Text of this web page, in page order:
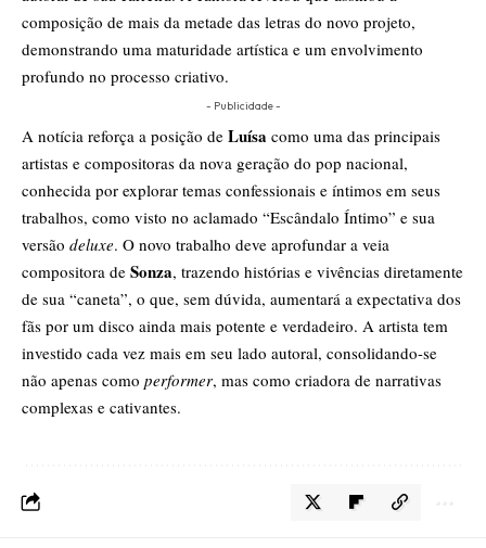
composição de mais da metade das letras do novo projeto,
demonstrando uma maturidade artística e um envolvimento
profundo no processo criativo.
- Publicidade -
​A notícia reforça a posição de Luísa como uma das principais
artistas e compositoras da nova geração do pop nacional,
conhecida por explorar temas confessionais e íntimos em seus
trabalhos, como visto no aclamado “Escândalo Íntimo” e sua
versão deluxe. O novo trabalho deve aprofundar a veia
compositora de Sonza, trazendo histórias e vivências diretamente
de sua “caneta”, o que, sem dúvida, aumentará a expectativa dos
fãs por um disco ainda mais potente e verdadeiro. A artista tem
investido cada vez mais em seu lado autoral, consolidando-se
não apenas como performer, mas como criadora de narrativas
complexas e cativantes.